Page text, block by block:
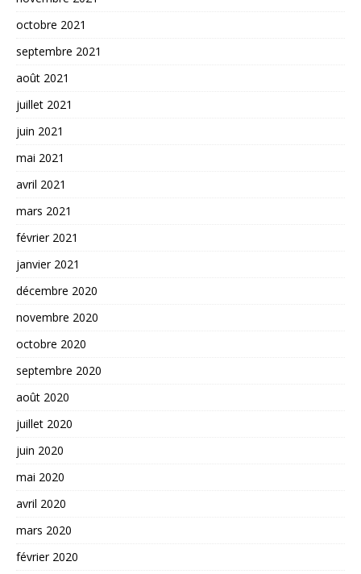
octobre 2021
septembre 2021
août 2021
juillet 2021
juin 2021
mai 2021
avril 2021
mars 2021
février 2021
janvier 2021
décembre 2020
novembre 2020
octobre 2020
septembre 2020
août 2020
juillet 2020
juin 2020
mai 2020
avril 2020
mars 2020
février 2020